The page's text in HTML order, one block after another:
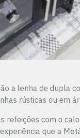
a lenha de dupla
rústicas ou em
refeições com o
que a